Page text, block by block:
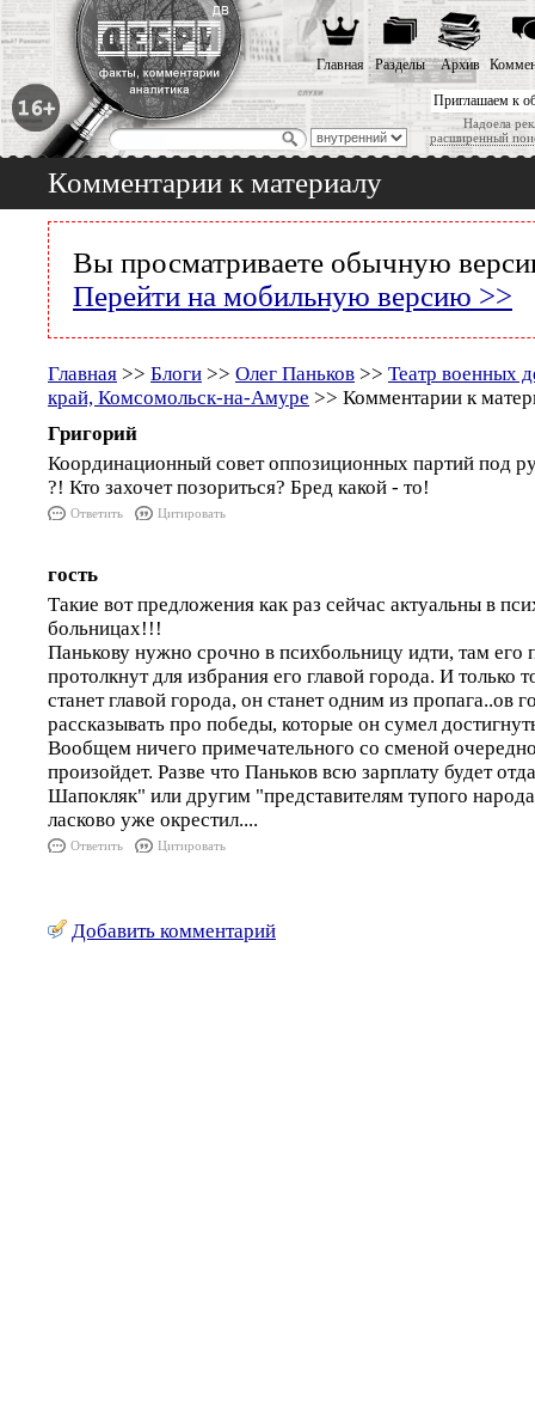
Приглашаем к
Надоела
расширенный
Главная Разделы Архив
Комментарии к материалу
Вы просматриваете обычную
Перейти на мобильную версию >>
Главная >> Блоги >> Олег Паньков >> Театр военных
край, Комсомольск-на-Амуре >> Комментарии к
Григорий
Координационный совет оппозиционных партий под
?! Кто захочет позориться? Бред какой - то!
Ответить Цитировать
гость
Такие вот предложения как раз сейчас актуальны в
больницах!!!
Панькову нужно срочно в психбольницу идти, там его
протолкнут для избрания его главой города. И только
станет главой города, он станет одним из пропага..ов
рассказывать про победы, которые он сумел
Вообщем ничего примечательного со сменой
произойдет. Разве что Паньков всю зарплату будет
Шапокляк" или другим "представителям тупого
ласково уже окрестил....
Ответить Цитировать
Добавить комментарий